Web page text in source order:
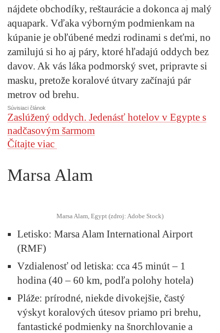
nájdete obchodíky, reštaurácie a dokonca aj malý
aquapark. Vďaka výborným podmienkam na
kúpanie je obľúbené medzi rodinami s deťmi, no
zamilujú si ho aj páry, ktoré hľadajú oddych bez
davov. Ak vás láka podmorský svet, pripravte si
masku, pretože koralové útvary začínajú pár
metrov od brehu.
Súvisiaci článok
Zaslúžený oddych. Jedenásť hotelov v Egypte s
nadčasovým šarmom
Čítajte viac
Marsa Alam
Marsa Alam, Egypt (zdroj: Adobe Stock)
Letisko: Marsa Alam International Airport
(RMF)
Vzdialenosť od letiska: cca 45 minút – 1
hodina (40 – 60 km, podľa polohy hotela)
Pláže: prírodné, niekde divokejšie, častý
výskyt koralových útesov priamo pri brehu,
fantastické podmienky na šnorchlovanie a